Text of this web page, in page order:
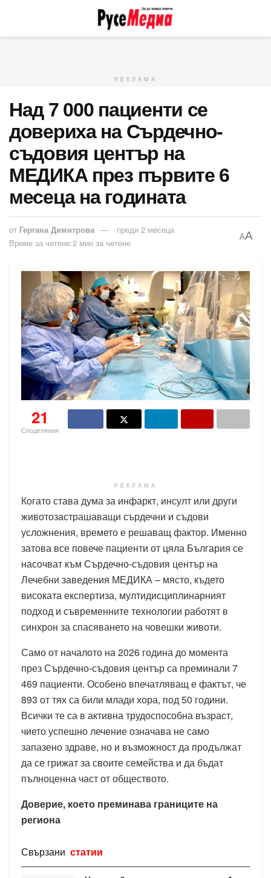
РЕКЛАМА
Над 7 000 пациенти се
довериха на Сърдечно-
съдовия център на
МЕДИКА през първите 6
месеца на годината
от Гергана Димитрова
преди 2 месеца
Време за четене:2 мин за четене
AA
21
Споделяния
РЕКЛАМА
Когато става дума за инфаркт, инсулт или други
животозастрашаващи сърдечни и съдови
усложнения, времето е решаващ фактор. Именно
затова все повече пациенти от цяла България се
насочват към Сърдечно-съдовия център на
Лечебни заведения МЕДИКА – място, където
високата експертиза, мултидисциплинарният
подход и съвременните технологии работят в
синхрон за спасяването на човешки животи.
Само от началото на 2026 година до момента
през Сърдечно-съдовия център са преминали 7
469 пациенти. Особено впечатляващ е фактът, че
893 от тях са били млади хора, под 50 години.
Всички те са в активна трудоспособна възраст,
чието успешно лечение означава не само
запазено здраве, но и възможност да продължат
да се грижат за своите семейства и да бъдат
пълноценна част от обществото.
Доверие, което преминава границите на
региона
Свързани статии